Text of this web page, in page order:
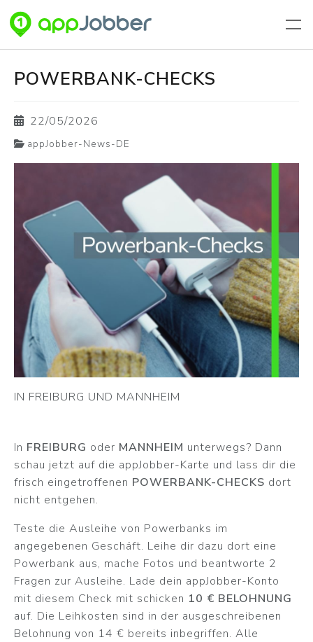
POWERBANK-CHECKS
22/05/2026
appJobber-News-DE
IN FREIBURG UND MANNHEIM
In FREIBURG oder MANNHEIM unterwegs? Dann
schau jetzt auf die appJobber-Karte und lass dir die
frisch eingetroffenen POWERBANK-CHECKS dort
nicht entgehen.
Teste die Ausleihe von Powerbanks im
angegebenen Geschäft. Leihe dir dazu dort eine
Powerbank aus, mache Fotos und beantworte 2
Fragen zur Ausleihe. Lade dein appJobber-Konto
mit diesem Check mit schicken 10 € BELOHNUNG
auf. Die Leihkosten sind in der ausgeschreibenen
Belohnung von 14 € bereits inbegriffen. Alle